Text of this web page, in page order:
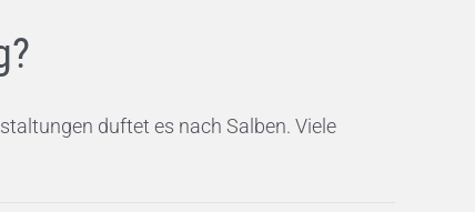
duftet es nach Salben. Viele